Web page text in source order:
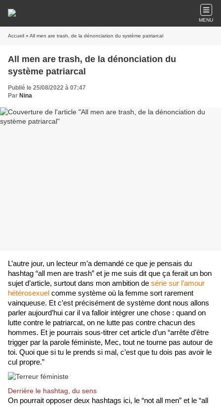
MENU
Accueil » All men are trash, de la dénonciation du système patriarcal
All men are trash, de la dénonciation du
système patriarcal
Publié le 25/08/2022 à 07:47
Par Nina
L’autre jour, un lecteur m’a demandé ce que je pensais du
hashtag “all men are trash” et je me suis dit que ça ferait un bon
sujet d’article, surtout dans mon ambition de série sur l’amour
hétérosexuel comme système où la femme sort rarement
vainqueuse. Et c’est précisément de système dont nous allons
parler aujourd’hui car il va falloir intégrer une chose : quand on
lutte contre le patriarcat, on ne lutte pas contre chacun des
hommes. Et je pourrais sous-titrer cet article d’un “arrête d’être
trigger par la parole féministe, Mec, tout ne tourne pas autour de
toi. Quoi que si tu le prends si mal, c’est que tu dois pas avoir le
cul propre.”
Derrière le hashtag, du sens
On pourrait opposer deux hashtags ici, le “not all men” et le “all